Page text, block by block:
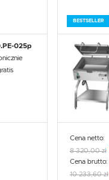
025p
BESTSELLER
Cena netto:
8 320,00 zł
Cena brutto:
10 233,60 zł